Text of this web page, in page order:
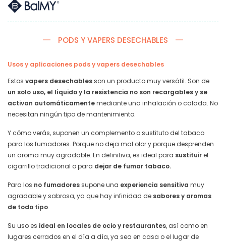
PODS Y VAPERS DESECHABLES
Usos y aplicaciones pods y vapers desechables
Estos vapers desechablesson un producto muy versátil. Son de
un solo uso, el líquido y la resistencia no son recargables y se
activan automáticamentemediante una inhalación o calada. No
necesitan ningún tipo de mantenimiento.
Y cómo verás, suponen un complemento o sustituto del tabaco
para los fumadores. Porque no deja mal olor y porque desprenden
un aroma muy agradable. En definitiva, es ideal para sustituir el
cigarrillo tradicional o para dejar de fumar tabaco.
Para los no fumadoressupone una experiencia sensitiva muy
agradable y sabrosa, ya que hay infinidad de sabores y aromas
de todo tipo.
Su uso es ideal en locales de ocio y restaurantes, así como en
lugares cerrados en el día a día, ya sea en casa o el lugar de